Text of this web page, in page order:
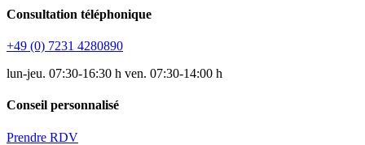
Consultation téléphonique
+49 (0) 7231 4280890
lun-jeu. 07:30-16:30 h ven. 07:30-14:00 h
Conseil personnalisé
Prendre RDV